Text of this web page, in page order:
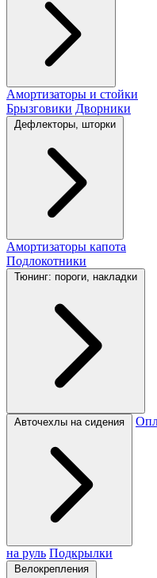
Амортизаторы и стойки
Брызговики Дворники
Дефлекторы, шторки
Амортизаторы капота
Подлокотники
Тюнинг: пороги, накладки
Авточехлы на сидения
на руль Подкрылки
Велокрепления